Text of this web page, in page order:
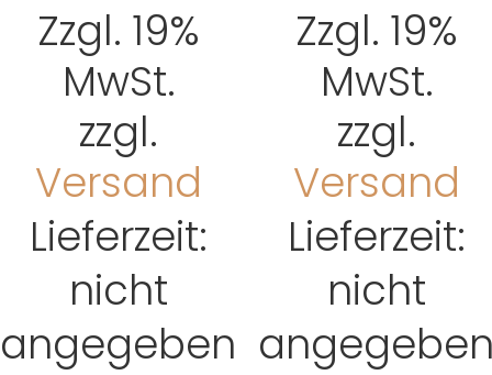
Zzgl. 19%
MwSt.
zzgl.
Versand
Lieferzeit:
nicht
angegeben
Zzgl. 19%
MwSt.
zzgl.
Versand
Lieferzeit:
nicht